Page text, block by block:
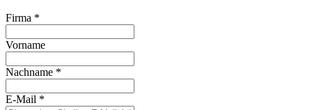
Firma *
Vorname
Nachname *
E-Mail *